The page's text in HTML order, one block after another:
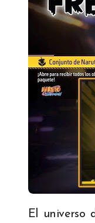
El universo de Free Fire se expande una vez más con una colaboración épica: Free Fire x